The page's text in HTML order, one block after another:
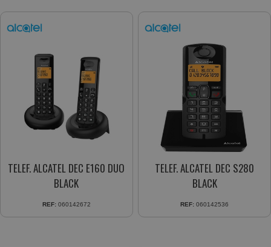
TELEF. ALCATEL DEC E160 DUO
BLACK
REF: 060142672
TELEF. ALCATEL DEC S280
BLACK
REF: 060142536